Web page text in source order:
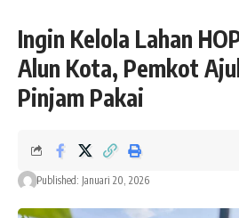
Ingin Kelola Lahan
Alun Kota, Pemkot
Pinjam Pakai
Published: Januari 20, 2026